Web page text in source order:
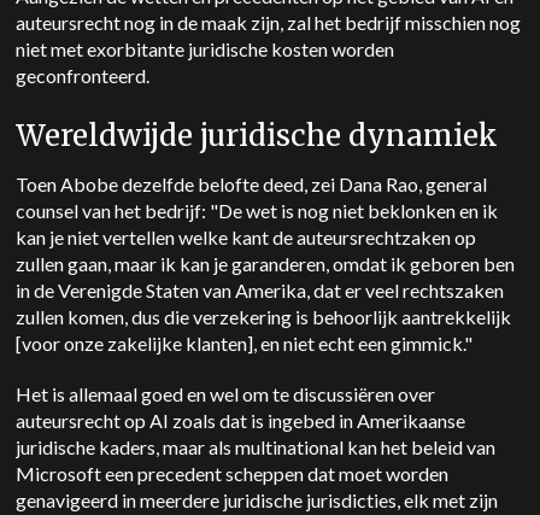
auteursrecht nog in de maak zijn, zal het bedrijf misschien nog
niet met exorbitante juridische kosten worden
geconfronteerd.
Wereldwijde juridische dynamiek
Toen Abobe dezelfde belofte deed, zei Dana Rao, general
counsel van het bedrijf: "De wet is nog niet beklonken en ik
kan je niet vertellen welke kant de auteursrechtzaken op
zullen gaan, maar ik kan je garanderen, omdat ik geboren ben
in de Verenigde Staten van Amerika, dat er veel rechtszaken
zullen komen, dus die verzekering is behoorlijk aantrekkelijk
[voor onze zakelijke klanten], en niet echt een gimmick."
Het is allemaal goed en wel om te discussiëren over
auteursrecht op AI zoals dat is ingebed in Amerikaanse
juridische kaders, maar als multinational kan het beleid van
Microsoft een precedent scheppen dat moet worden
genavigeerd in meerdere juridische jurisdicties, elk met zijn